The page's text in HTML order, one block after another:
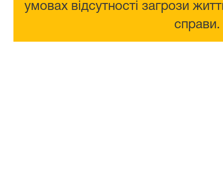
умовах відсутності загрози
справи.